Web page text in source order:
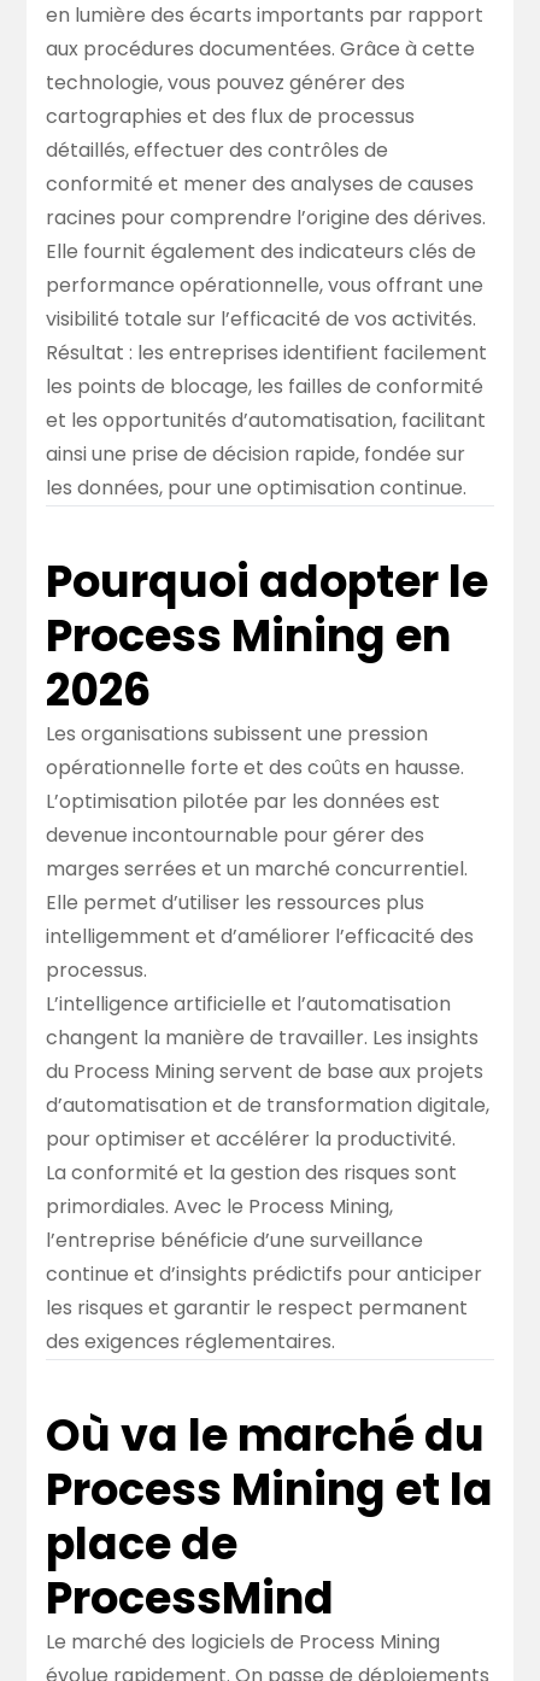
en lumière des écarts importants par rapport
aux procédures documentées. Grâce à cette
technologie, vous pouvez générer des
cartographies et des flux de processus
détaillés, effectuer des contrôles de
conformité et mener des analyses de causes
racines pour comprendre l’origine des dérives.
Elle fournit également des indicateurs clés de
performance opérationnelle, vous offrant une
visibilité totale sur l’efficacité de vos activités.
Résultat : les entreprises identifient facilement
les points de blocage, les failles de conformité
et les opportunités d’automatisation, facilitant
ainsi une prise de décision rapide, fondée sur
les données, pour une optimisation continue.
Pourquoi adopter le
Process Mining en
2026
Les organisations subissent une pression
opérationnelle forte et des coûts en hausse.
L’optimisation pilotée par les données est
devenue incontournable pour gérer des
marges serrées et un marché concurrentiel.
Elle permet d’utiliser les ressources plus
intelligemment et d’améliorer l’efficacité des
processus.
L’intelligence artificielle et l’automatisation
changent la manière de travailler. Les insights
du Process Mining servent de base aux projets
d’automatisation et de transformation digitale,
pour optimiser et accélérer la productivité.
La conformité et la gestion des risques sont
primordiales. Avec le Process Mining,
l’entreprise bénéficie d’une surveillance
continue et d’insights prédictifs pour anticiper
les risques et garantir le respect permanent
des exigences réglementaires.
Où va le marché du
Process Mining et la
place de
ProcessMind
Le marché des logiciels de Process Mining